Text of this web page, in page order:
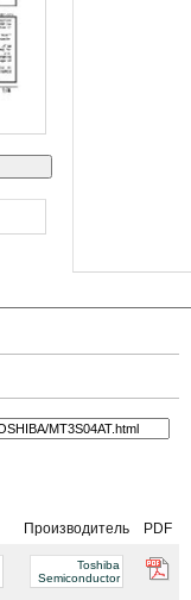
Производитель PDF
Toshiba
Semiconductor